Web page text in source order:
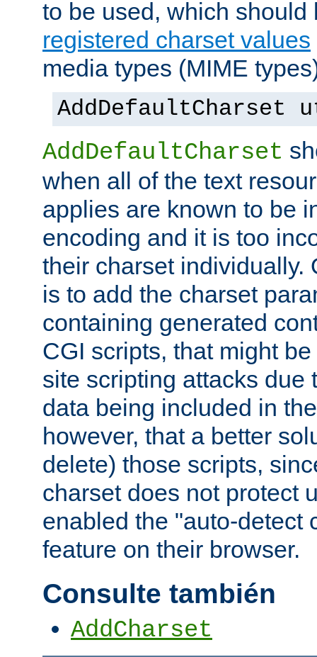
to be used, which
registered charset values
media types (MIME
AddDefaultCharset
AddDefaultCharset
when all of the text
applies are known to be
encoding and it is too
their charset individually.
is to add the charset
containing generated
CGI scripts, that might
site scripting attacks due
data being included in
however, that a better
delete) those scripts,
charset does not protect
enabled the "auto-detect
feature on their browser.
Consulte también
AddCharset